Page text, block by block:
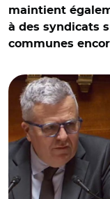
maintient
à des syndicats
communes
© Capture vidéo